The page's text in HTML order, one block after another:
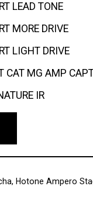
LEAD TONE
MORE DRIVE
LIGHT DRIVE
CAT MG AMP
IR
, Hotone Ampero